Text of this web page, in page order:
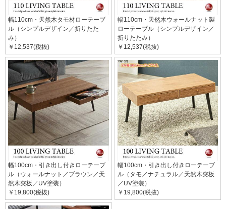
幅110cm・天然木タモ材ローテーブ
ル（シンプルデザイン／折りたた
み）
￥12,537(税抜)
幅110cm・天然木ウォールナット製
ローテーブル（シンプルデザイン／
折りたたみ）
￥12,537(税抜)
幅100cm・引き出し付きローテーブ
ル（ウォールナット／ブラウン／天
然木突板／UV塗装）
￥19,800(税抜)
幅100cm・引き出し付きローテーブ
ル（タモ／ナチュラル／天然木突板
／UV塗装）
￥19,800(税抜)